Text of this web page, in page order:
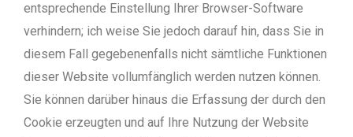
entsprechende Einstellung Ihrer Browser-Software
verhindern; ich weise Sie jedoch darauf hin, dass Sie in
diesem Fall gegebenenfalls nicht sämtliche Funktionen
dieser Website vollumfänglich werden nutzen können.
Sie können darüber hinaus die Erfassung der durch den
Cookie erzeugten und auf Ihre Nutzung der Website